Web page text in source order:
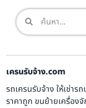
เครนรับจ้าง.com
รถเครนรับจ้าง ให้เช่าร
ราคาถูก ขนย้ายเครื่อง